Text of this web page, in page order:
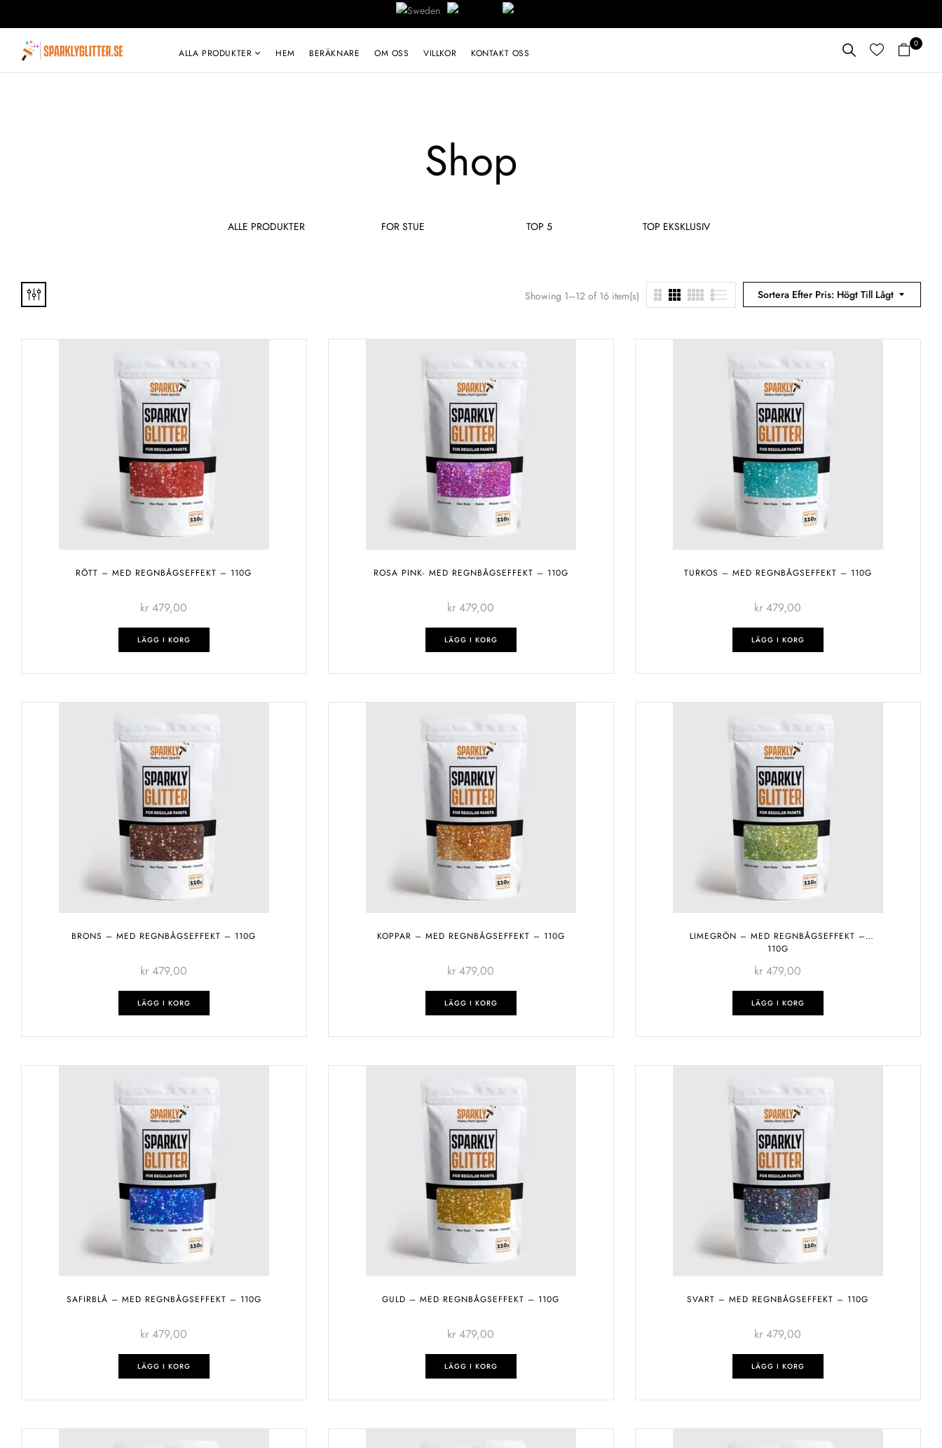
ALLA PRODUKTER HEM BERÄKNARE OM OSS VILLKOR KONTAKT OSS
0
Shop
ALLE PRODUKTER FOR STUE TOP 5 TOP EKSKLUSIV
Sortera Efter Pris: Högt Till Lågt
Showing 1–12 of 16 item(s)
RÖTT – MED REGNBÅGSEFFEKT – 110G
kr 479,00
LÄGG I KORG
ROSA PINK- MED REGNBÅGSEFFEKT – 110G
kr 479,00
LÄGG I KORG
TURKOS – MED REGNBÅGSEFFEKT – 110G
kr 479,00
LÄGG I KORG
BRONS – MED REGNBÅGSEFFEKT – 110G
kr 479,00
LÄGG I KORG
KOPPAR – MED REGNBÅGSEFFEKT – 110G
kr 479,00
LÄGG I KORG
LIMEGRÖN – MED REGNBÅGSEFFEKT –
110G
kr 479,00
LÄGG I KORG
SAFIRBLÅ – MED REGNBÅGSEFFEKT – 110G
kr 479,00
LÄGG I KORG
GULD – MED REGNBÅGSEFFEKT – 110G
kr 479,00
LÄGG I KORG
SVART – MED REGNBÅGSEFFEKT – 110G
kr 479,00
LÄGG I KORG